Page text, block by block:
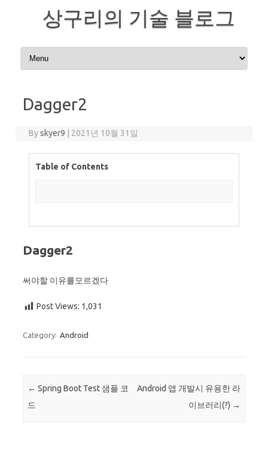
상구리의 기술 블로그
Skip to content
Dagger2
Byskyer9 2021년 10월 31일
Table of Contents
Dagger2
써야할 이유를모르겠다
Post Views: 1,031
Category: Android
Post navigation
← Spring Boot Test 샘플 코
드
Android 앱 개발시 유용한 라
이브러리(?) →